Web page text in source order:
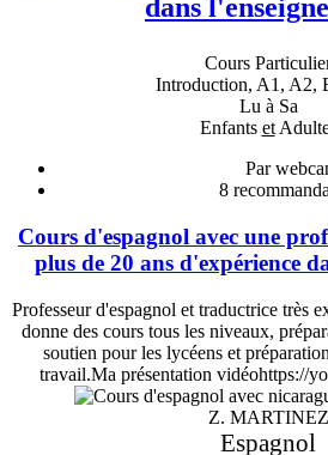
dans
Cours
Introduction, A1, A2,
Lu à Sa
Enfants et
Par
8
Cours d'espagnol avec une
plus de 20 ans d'expérience
Professeur d'espagnol et traductrice très
donne des cours tous les niveaux,
soutien pour les lycéens et
travail.Ma présentation vidéohttps://
Z. MARTINEZ
Espagnol